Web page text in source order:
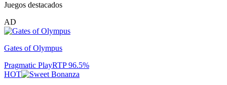
Juegos destacados
AD
Gates of Olympus
Pragmatic PlayRTP96.5%
HOT